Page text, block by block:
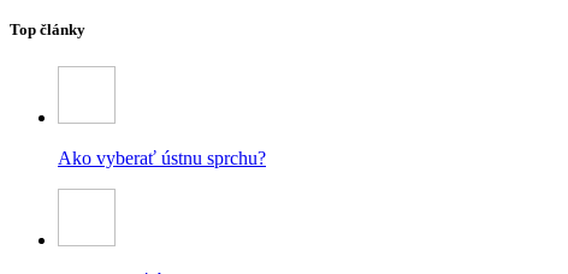
Top články
Ako vyberať ústnu sprchu?